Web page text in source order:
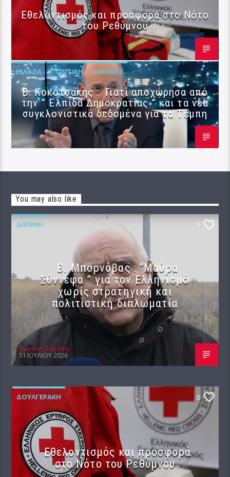
Εθελοντισμός και προσφορά στο Νότο
του Ρεθύμνου
ΕΛΛΆΔΑ ΠΟΛΙΤΙΚΉ ΣΑΧΊΝΗΣ
Β. Κοκοτσάκης : Γιατί αποχώρησα από
την ” Ελπίδα Δημοκρατίας ” και τα νέα
συγκλονιστικά δεδομένα για τα Τέμπη
You may also like
ΔΙΕΘΝΉ 1
B. Μπορνόβας : “Μαύρα
Σύννεφα ” για τον Ελληνισμό
χωρίς στρατηγική και
πολιτιστική διπλωματία
Γιώργος Σαχίνης
31 ΙΟΥΛΊΟΥ 2026
ΔΟΥΛΓΕΡΆΚΗ 0
Εθελοντισμός και προσφορά
στο Νότο του Ρεθύμνου